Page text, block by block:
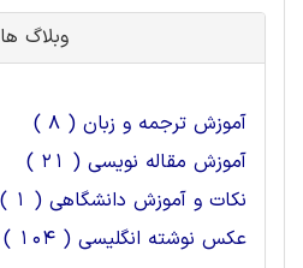
وبلاگ ها
آموزش ترجمه و زبان ( 8 )
آموزش مقاله نویسی ( 21 )
نکات و آموزش دانشگاهی ( 1 )
عکس نوشته انگلیسی ( 104 )